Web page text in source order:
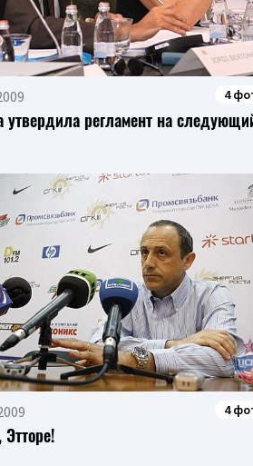
4
утвердила регламент на
4